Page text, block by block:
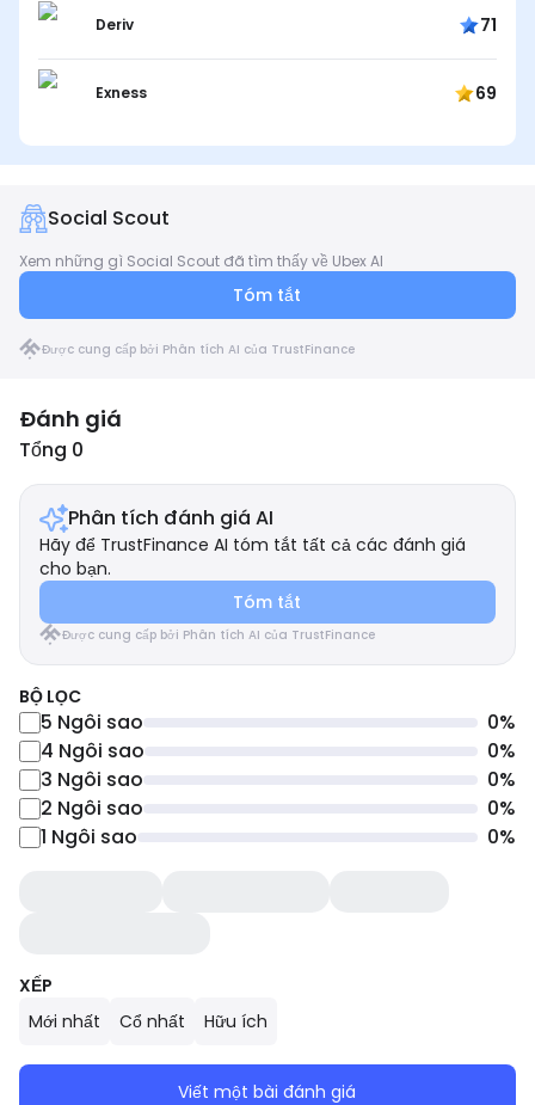
Deriv 71
Exness 69
Social Scout
Xem những gì Social Scout đã tìm thấy về Ubex AI
Tóm tắt
Được cung cấp bởi Phân tích AI của TrustFinance
Đánh giá
Tổng 0
Phân tích đánh giá AI
Hãy để TrustFinance AI tóm tắt tất cả các đánh giá
cho bạn.
Tóm tắt
Được cung cấp bởi Phân tích AI của TrustFinance
BỘ LỌC
5 Ngôi sao 0%
4 Ngôi sao 0%
3 Ngôi sao 0%
2 Ngôi sao 0%
1 Ngôi sao 0%
XẾP
Mới nhất
Cổ nhất Hữu ích
Viết một bài đánh giá